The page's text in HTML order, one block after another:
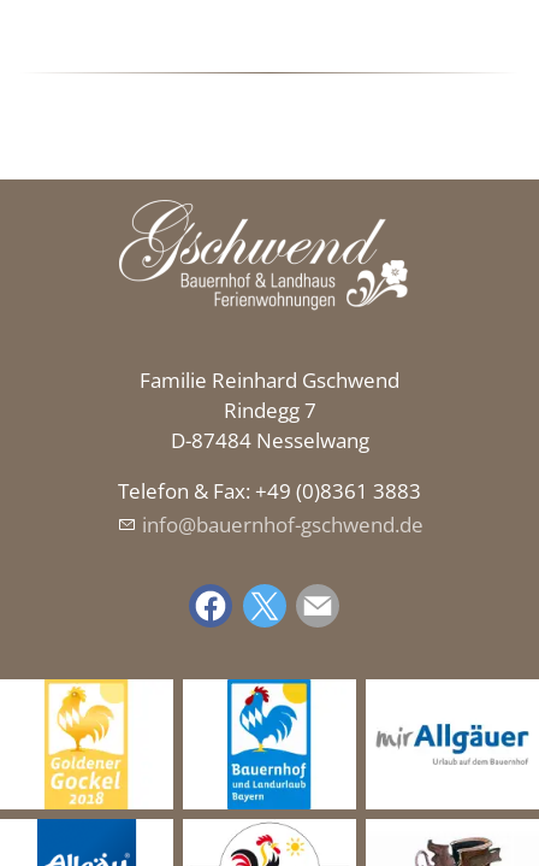
Familie Reinhard Gschwend
Rindegg 7
D-87484 Nesselwang
Telefon & Fax: +49 (0)8361 3883
nf
b rnh f-gschw nd d